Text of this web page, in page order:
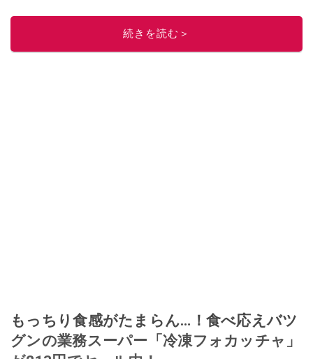
このイチオシストの他の記事を読む
続きを読む＞
もっちり食感がたまらん…！食べ応えバツ
グンの業務スーパー「冷凍フォカッチャ」